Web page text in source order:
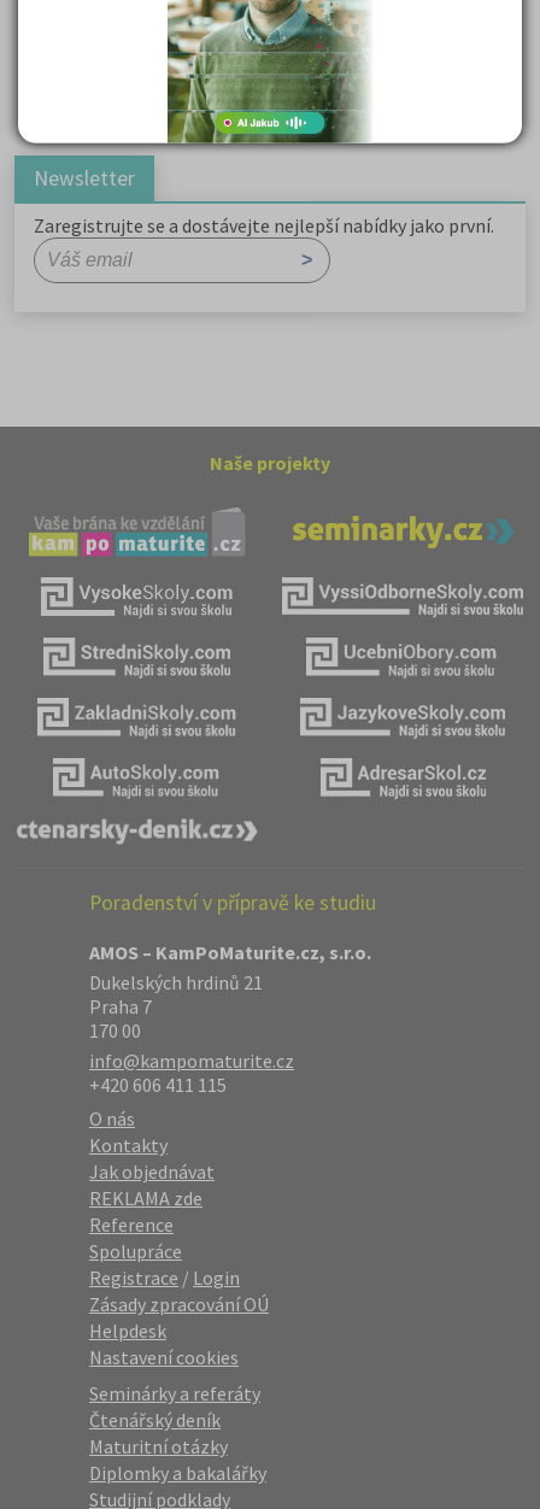
Karel Hynek Mácha: Máj
Karel Havlíček Borovský: Tyrolské elegie
Romain Rolland: Petr a Lucie
Newsletter
Zaregistrujte se a dostávejte nejlepší nabídky jako první.
Naše projekty
Poradenství v přípravě ke studiu
AMOS – KamPoMaturite.cz, s.r.o.
Dukelských hrdinů 21
Praha 7
170 00
info@kampomaturite.cz
+420 606 411 115
O nás
Kontakty
Jak objednávat
REKLAMA zde
Reference
Spolupráce
Registrace / Login
Zásady zpracování OÚ
Helpdesk
Nastavení cookies
Seminárky a referáty
Čtenářský deník
Maturitní otázky
Diplomky a bakalářky
Studijní podklady